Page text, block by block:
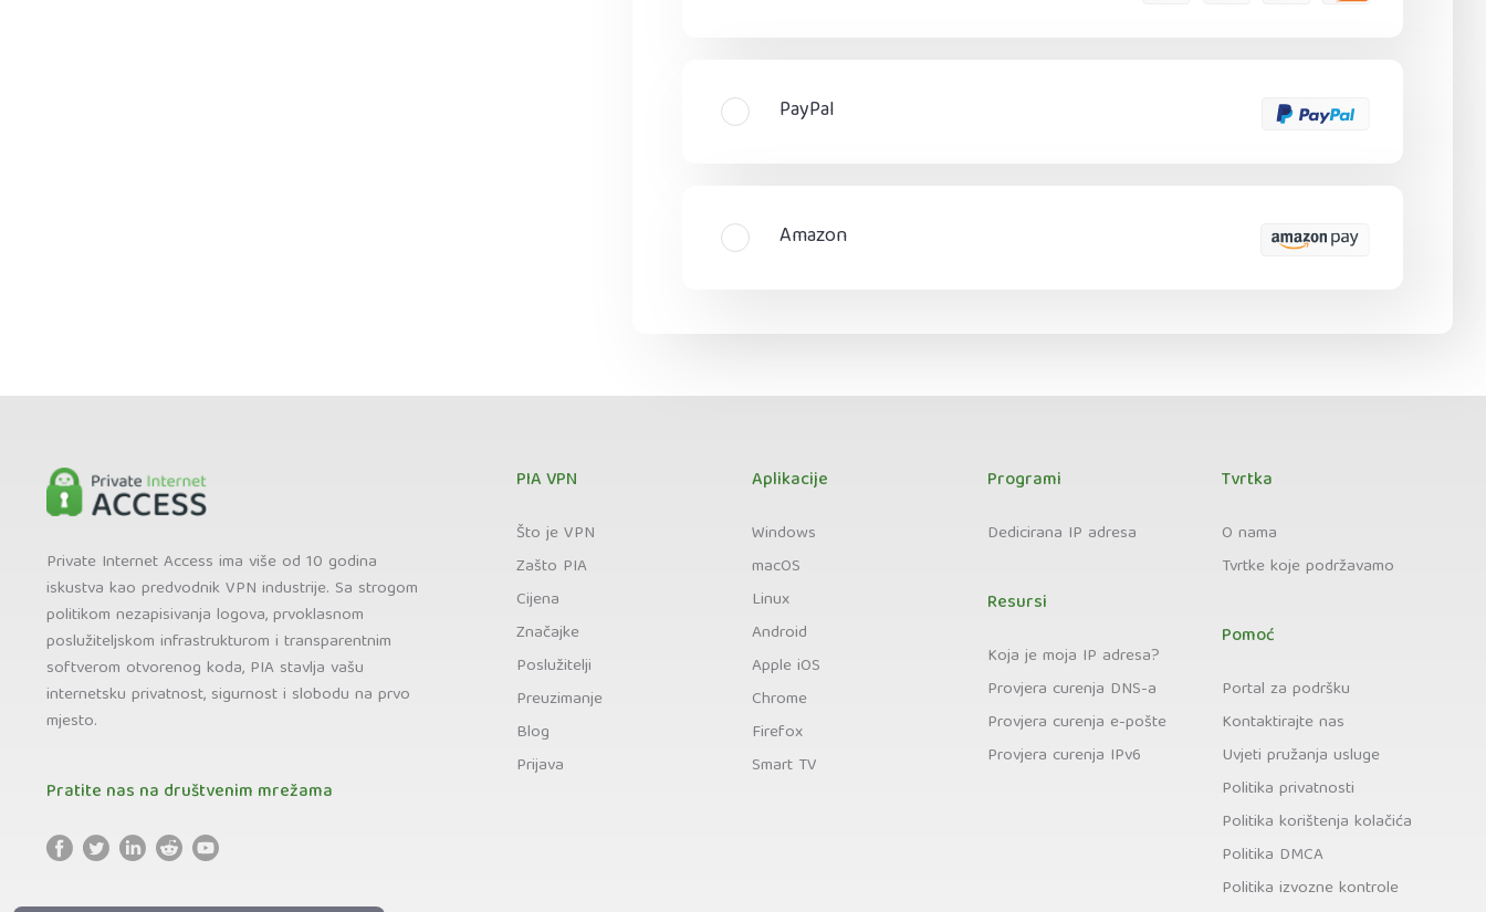
PayPal
Amazon
Private Internet Access ima više od 10 godina
iskustva kao predvodnik VPN industrije. Sa strogom
politikom nezapisivanja logova, prvoklasnom
poslužiteljskom infrastrukturom i transparentnim
softverom otvorenog koda, PIA stavlja vašu
internetsku privatnost, sigurnost i slobodu na prvo
mjesto.
Pratite nas na društvenim mrežama
PIA VPN
Što je VPN
Zašto PIA
Cijena
Značajke
Poslužitelji
Preuzimanje
Blog
Prijava
Aplikacije
Windows
macOS
Linux
Android
Apple iOS
Chrome
Firefox
Smart TV
Programi
Dedicirana IP adresa
Resursi
Koja je moja IP adresa?
Provjera curenja DNS-a
Provjera curenja e-pošte
Provjera curenja IPv6
Tvrtka
O nama
Tvrtke koje podržavamo
Pomoć
Portal za podršku
Kontaktirajte nas
Uvjeti pružanja usluge
Politika privatnosti
Politika korištenja kolačića
Politika DMCA
Politika izvozne kontrole